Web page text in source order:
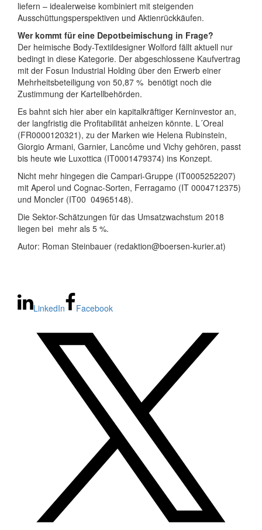
liefern – idealerweise kombiniert mit steigenden
Ausschüttungsperspektiven und Aktienrückkäufen.
Wer kommt für eine Depotbeimischung in Frage?
Der heimische Body-Textildesig­ner Wolford fällt aktuell nur
bedingt in diese Kategorie. Der abgeschlossene Kaufvertrag
mit der Fosun Industrial Holding über den Erwerb einer
Mehrheitsbeteiligung von 50,87 % benötigt noch die
Zustimmung der Kartellbehörden.
Es bahnt sich hier aber ein kapitalkräftiger Kerninvestor an,
der langfristig die Profitabilität anheizen könnte. L´Oreal
(FR0000120321), zu der Marken wie Helena Rubinstein,
Giorgio Armani, Garnier, Lancôme und Vichy gehören, passt
bis heute wie Luxottica (IT0001479374) ins Konzept.
Nicht mehr hingegen die Campari-Gruppe (IT0005252207)
mit Aperol und Cognac-Sorten, Ferragamo (IT 0004712375)
und Moncler (IT00 04965148).
Die Sektor-Schätzungen für das Umsatzwachstum 2018
liegen bei mehr als 5 %.
Autor: Roman Steinbauer (redaktion@boersen-kurier.at)
LinkedIn Facebook